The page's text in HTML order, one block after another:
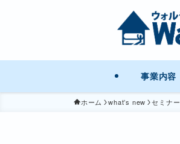
事業内容
ホーム what’s new セミナー